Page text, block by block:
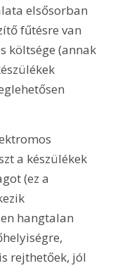
elsősorban
fűtésre van
költsége (annak
a készülékek
(ez a
hangtalan
rejthetőek, jól